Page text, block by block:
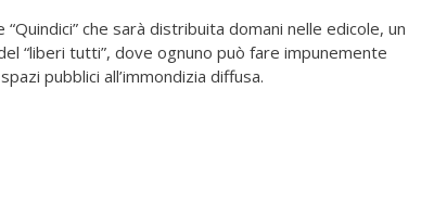
che sarà distribuita domani nelle edicole, un
“liberi tutti”, dove ognuno può fare impunemente
pubblici all’immondizia diffusa.